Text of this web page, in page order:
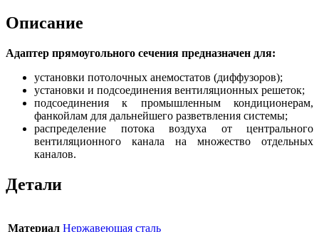
Описание
Адаптер прямоугольного сечения предназначен для:
установки потолочных анемостатов (диффузоров);
установки и подсоединения вентиляционных решеток;
подсоединения к промышленным кондиционерам,
фанкойлам для дальнейшего разветвления системы;
распределение потока воздуха от центрального
вентиляционного канала на множество отдельных
каналов.
Детали
Материал Нержавеющая сталь